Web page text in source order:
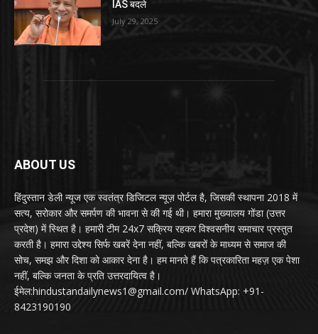
IAS बदले
July 29, 2025
ABOUT US
हिंदुस्तान डेली न्यूज एक स्वतंत्र डिजिटल न्यूज़ पोर्टल है, जिसकी स्थापना 2018 में
सत्य, सरोकार और समर्पण की भावना से की गई थी। हमारा मुख्यालय गोंडा (उत्तर
प्रदेश) में स्थित है। हमारी टीम 24x7 सक्रिय रहकर विश्वसनीय समाचार प्रस्तुत
करती है। हमारा उद्देश्य सिर्फ खबरें देना नहीं, बल्कि खबरों के माध्यम से समाज की
सोच, समझ और दिशा को आकार देना है। हम मानते हैं कि पत्रकारिता महज़ एक पेशा
नहीं, बल्कि जनता के प्रति उत्तरदायित्व है।
ईमेल:hindustandailynews1@gmail.com/ WhatsApp: +91-
8423190190